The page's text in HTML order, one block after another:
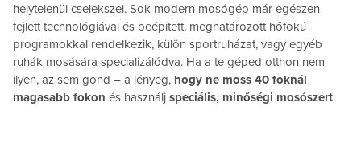
helytelenül cselekszel. Sok modern mosógép már egészen
fejlett technológiával és beépített, meghatározott hőfokú
programokkal rendelkezik, külön sportruházat, vagy egyéb
ruhák mosására specializálódva. Ha a te géped otthon nem
ilyen, az sem gond – a lényeg, hogy ne moss 40 foknál
magasabb fokon és használj speciális, minőségi mosószert.